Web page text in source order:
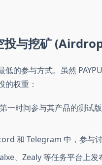
投与挖矿
的参与方式。虽然
的权重：
一时间参与其产品的测试
和 Telegram 中，参与
、Zealy 等任务平台上